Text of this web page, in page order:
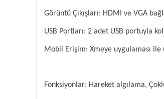
Görüntü Çıkışları: HDMI ve VGA
USB Portları: 2 adet USB portuyla
Mobil Erişim: Xmeye uygulaması ile
Fonksiyonlar: Hareket algılama,